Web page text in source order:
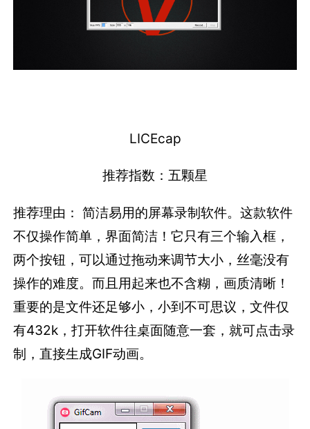
LICEcap
推荐指数：五颗星
推荐理由： 简洁易用的屏幕录制软件。这款软件
不仅操作简单，界面简洁！它只有三个输入框，
两个按钮，可以通过拖动来调节大小，丝毫没有
操作的难度。而且用起来也不含糊，画质清晰！
重要的是文件还足够小，小到不可思议，文件仅
有432k，打开软件往桌面随意一套，就可点击录
制，直接生成GIF动画。